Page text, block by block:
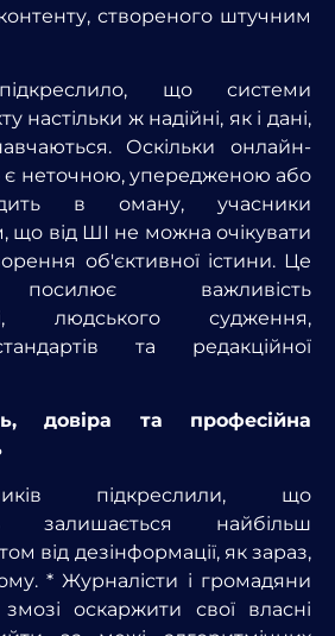
створеного штучним
що системи
настільки ж надійні, як і дані,
Оскільки онлайн-
є неточною, упередженою або
в оману, учасники
що від ШІ не можна очікувати
об'єктивної істини. Це
важливість
людського судження,
та редакційної
довіра та професійна
підкреслили, що
залишається найбільш
від дезінформації, як зараз,
* Журналісти і громадяни
оскаржити свої власні